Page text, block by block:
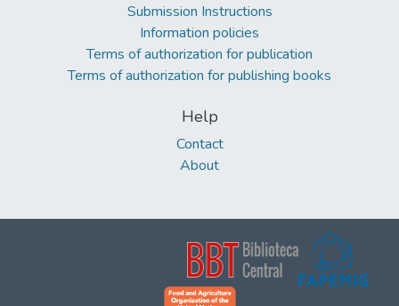
Submission Instructions
Information policies
Terms of authorization for publication
Terms of authorization for publishing books
Help
Contact
About